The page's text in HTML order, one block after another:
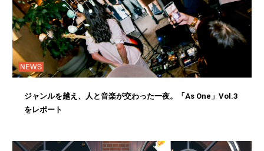
NEWS
ジャンルを越え、人と音楽が交わった一夜。「As One」Vol.3
をレポート